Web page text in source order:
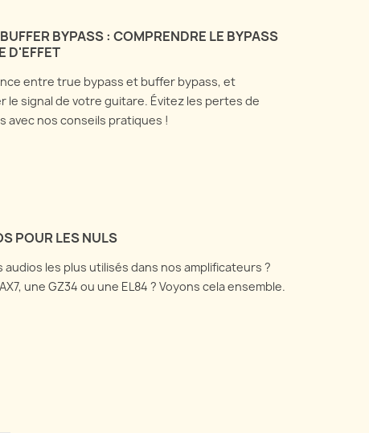
BYPASS : COMPRENDRE LE BYPASS
D'EFFET
entre true bypass et buffer bypass, et
le signal de votre guitare. Évitez les pertes de
avec nos conseils pratiques !
POUR LES NULS
les plus utilisés dans nos amplificateurs ?
une GZ34 ou une EL84 ? Voyons cela ensemble.